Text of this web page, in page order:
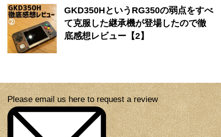
GKD350HというRG350の弱点をすべ
て克服した継承機が登場したので徹
底感想レビュー【2】
Please email us here to request a review